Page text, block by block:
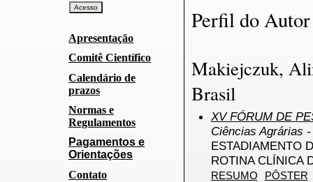
Apresentação
Comitê Científico
Calendário de
prazos
Normas e
Regulamentos
Pagamentos e
Orientações
Contato
Perfil do Autor
Makiejczuk,
Brasil
XV FÓRUM DE
Ciências Agrárias
ESTADIAMENTO
ROTINA CLÍNICA
RESUMO PÔSTER